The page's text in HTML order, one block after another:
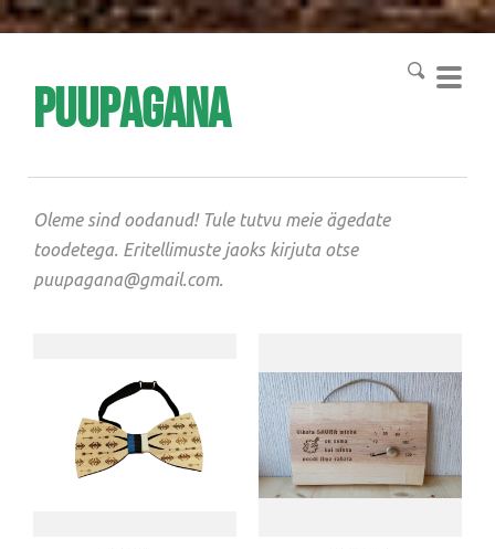
Puupagana
Oleme sind oodanud! Tule tutvu meie ägedate
toodetega. Eritellimuste jaoks kirjuta otse
puupagana@gmail.com.